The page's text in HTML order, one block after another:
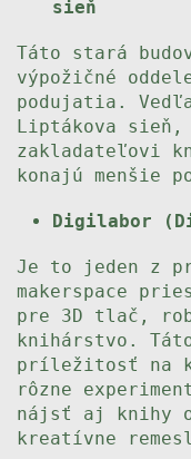
sieň
Táto stará
výpožičné
podujatia.
Liptákova sieň,
zakladateľovi
konajú menšie
Digilabor
Je to jeden z
makerspace
pre 3D tlač,
knihárstvo.
príležitosť na
rôzne
nájsť aj knihy o
kreatívne